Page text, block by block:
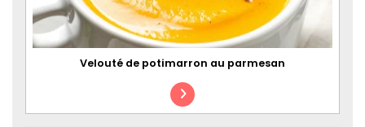
Velouté de potimarron au parmesan